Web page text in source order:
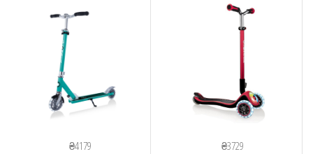
₴4179 ₴3729